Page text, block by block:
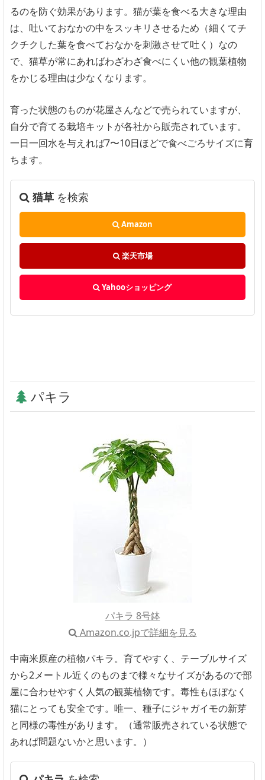
るのを防ぐ効果があります。猫が葉を食べる大きな理由
は、吐いておなかの中をスッキリさせるため（細くてチ
クチクした葉を食べておなかを刺激させて吐く）なの
で、猫草が常にあればわざわざ食べにくい他の観葉植物
をかじる理由は少なくなります。
育った状態のものが花屋さんなどで売られていますが、
自分で育てる栽培キットが各社から販売されています。
一日一回水を与えれば7〜10日ほどで食べごろサイズに育
ちます。
猫草 を検索
Amazon
楽天市場
Yahooショッピング
パキラ
パキラ 8号鉢
Amazon.co.jpで詳細を見る
中南米原産の植物パキラ。育てやすく、テーブルサイズ
から2メートル近くのものまで様々なサイズがあるので部
屋に合わせやすく人気の観葉植物です。毒性もほぼなく
猫にとっても安全です。唯一、種子にジャガイモの新芽
と同様の毒性があります。（通常販売されている状態で
あれば問題ないかと思います。）